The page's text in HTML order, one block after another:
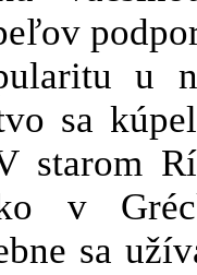
u
sa
starom
v
sa